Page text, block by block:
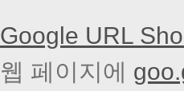
Google URL
웹 페이지에